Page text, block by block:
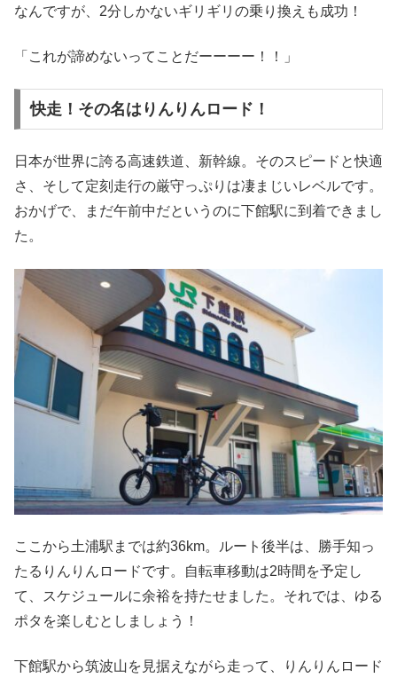
なんですが、2分しかないギリギリの乗り換えも成功！
「これが諦めないってことだーーーー！！」
快走！その名はりんりんロード！
日本が世界に誇る高速鉄道、新幹線。そのスピードと快適
さ、そして定刻走行の厳守っぷりは凄まじいレベルです。
おかげで、まだ午前中だというのに下館駅に到着できまし
た。
ここから土浦駅までは約36km。ルート後半は、勝手知っ
たるりんりんロードです。自転車移動は2時間を予定し
て、スケジュールに余裕を持たせました。それでは、ゆる
ポタを楽しむとしましょう！
下館駅から筑波山を見据えながら走って、りんりんロード